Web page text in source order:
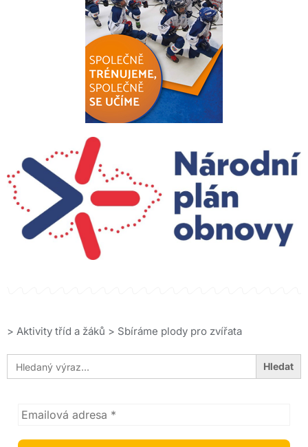
> Aktivity tříd a žáků > Sbíráme plody pro zvířata
Search
for: